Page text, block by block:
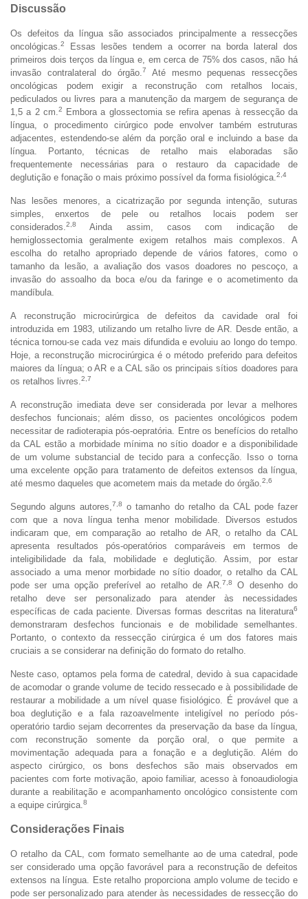
Discussão
Os defeitos da língua são associados principalmente a ressecções
oncológicas. 2
Essas lesões tendem a ocorrer na borda lateral dos
primeiros dois terços da língua e, em cerca de 75% dos casos, não há
invasão contralateral do órgão. 7
Até mesmo pequenas ressecções
oncológicas podem exigir a reconstrução com retalhos locais,
pediculados ou livres para a manutenção da margem de segurança de
1,5 a 2 cm. 2
Embora a glossectomia se refira apenas à ressecção da
língua, o procedimento cirúrgico pode envolver também estruturas
adjacentes, estendendo-se além da porção oral e incluindo a base da
língua. Portanto, técnicas de retalho mais elaboradas são
frequentemente necessárias para o restauro da capacidade de
deglutição e fonação o mais próximo possível da forma fisiológica. 2,4
Nas lesões menores, a cicatrização por segunda intenção, suturas
simples, enxertos de pele ou retalhos locais podem ser
considerados. 2,8
Ainda assim, casos com indicação de
hemiglossectomia geralmente exigem retalhos mais complexos. A
escolha do retalho apropriado depende de vários fatores, como o
tamanho da lesão, a avaliação dos vasos doadores no pescoço, a
invasão do assoalho da boca e/ou da faringe e o acometimento da
mandíbula.
A reconstrução microcirúrgica de defeitos da cavidade oral foi
introduzida em 1983, utilizando um retalho livre de AR. Desde então, a
técnica tornou-se cada vez mais difundida e evoluiu ao longo do tempo.
Hoje, a reconstrução microcirúrgica é o método preferido para defeitos
maiores da língua; o AR e a CAL são os principais sítios doadores para
os retalhos livres. 2,7
A reconstrução imediata deve ser considerada por levar a melhores
desfechos funcionais; além disso, os pacientes oncológicos podem
necessitar de radioterapia pós-oepratória. Entre os benefícios do retalho
da CAL estão a morbidade mínima no sítio doador e a disponibilidade
de um volume substancial de tecido para a confecção. Isso o torna
uma excelente opção para tratamento de defeitos extensos da língua,
até mesmo daqueles que acometem mais da metade do órgão. 2,6
Segundo alguns autores, 7,8
o tamanho do retalho da CAL pode fazer
com que a nova língua tenha menor mobilidade. Diversos estudos
indicaram que, em comparação ao retalho de AR, o retalho da CAL
apresenta resultados pós-operatórios comparáveis em termos de
inteligibilidade da fala, mobilidade e deglutição. Assim, por estar
associado a uma menor morbidade no sítio doador, o retalho da CAL
pode ser uma opção preferível ao retalho de AR. 7,8
O desenho do
retalho deve ser personalizado para atender às necessidades
específicas de cada paciente. Diversas formas descritas na literatura6
demonstraram desfechos funcionais e de mobilidade semelhantes.
Portanto, o contexto da ressecção cirúrgica é um dos fatores mais
cruciais a se considerar na definição do formato do retalho.
Neste caso, optamos pela forma de catedral, devido à sua capacidade
de acomodar o grande volume de tecido ressecado e à possibilidade de
restaurar a mobilidade a um nível quase fisiológico. É provável que a
boa deglutição e a fala razoavelmente inteligível no período pós-
operatório tardio sejam decorrentes da preservação da base da língua,
com reconstrução somente da porção oral, o que permite a
movimentação adequada para a fonação e a deglutição. Além do
aspecto cirúrgico, os bons desfechos são mais observados em
pacientes com forte motivação, apoio familiar, acesso à fonoaudiologia
durante a reabilitação e acompanhamento oncológico consistente com
a equipe cirúrgica. 8
Considerações Finais
O retalho da CAL, com formato semelhante ao de uma catedral, pode
ser considerado uma opção favorável para a reconstrução de defeitos
extensos na língua. Este retalho proporciona amplo volume de tecido e
pode ser personalizado para atender às necessidades de ressecção do